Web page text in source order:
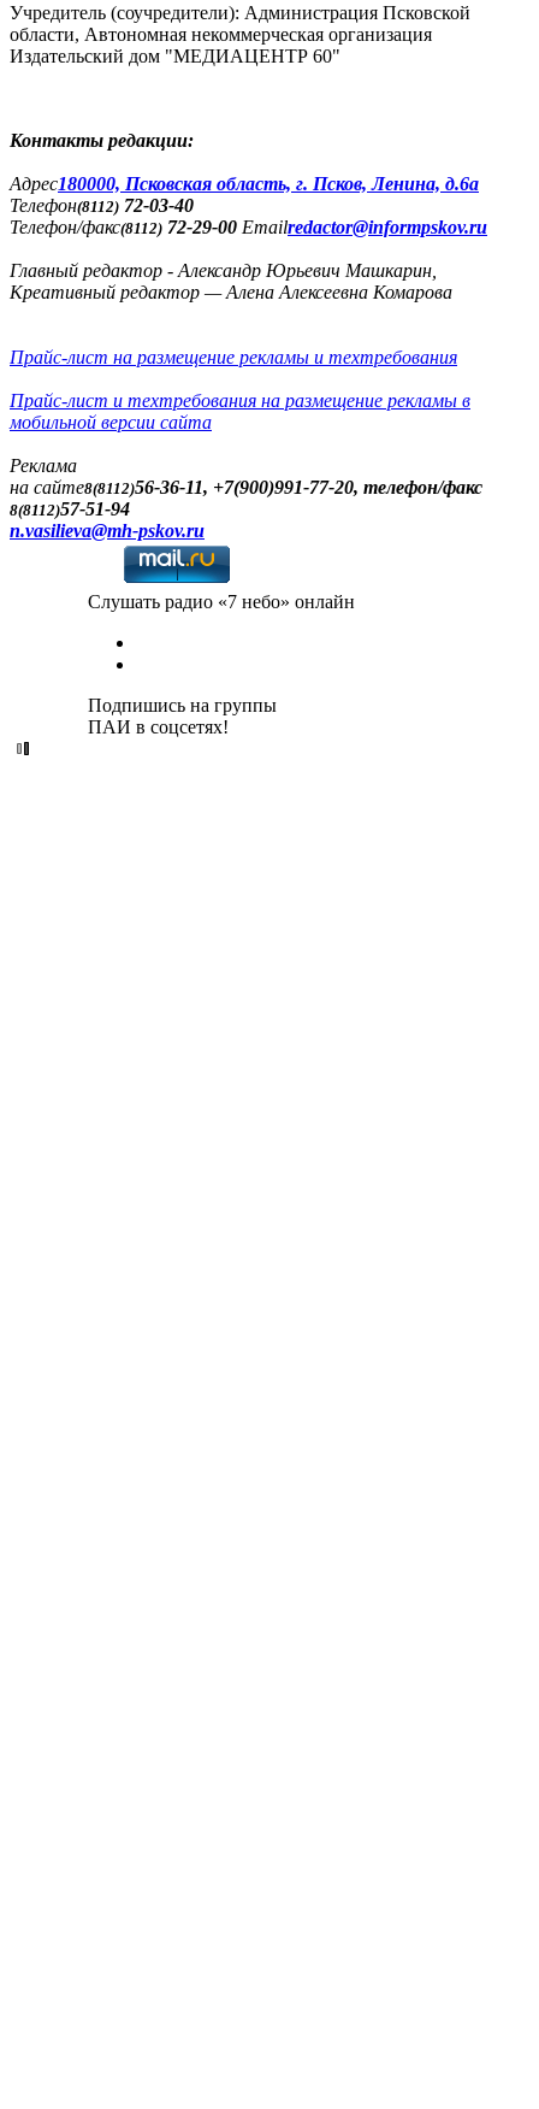
Учредитель (соучредители): Администрация Псковской
области, Автономная некоммерческая организация
Издательский дом "МЕДИАЦЕНТР 60"
Контакты редакции:
Адреc180000, Псковская область, г. Псков, Ленина, д.6а
Телефон(8112) 72-03-40
Телефон/факс(8112) 72-29-00 Emailredactor@informpskov.ru
Главный редактор - Александр Юрьевич Машкарин,
Креативный редактор — Алена Алексеевна Комарова
Прайс-лист на размещение рекламы и техтребования
Прайс-лист и техтребования на размещение рекламы в
мобильной версии сайта
Реклама
на сайте8(8112)56-36-11, +7(900)991-77-20, телефон/факс
8(8112)57-51-94
n.vasilieva@mh-pskov.ru
Слушать радио «7 небо» онлайн
Подпишись на группы
ПАИ в соцсетях!